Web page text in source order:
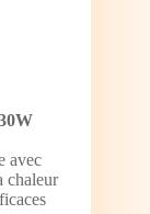
avec
chaleur